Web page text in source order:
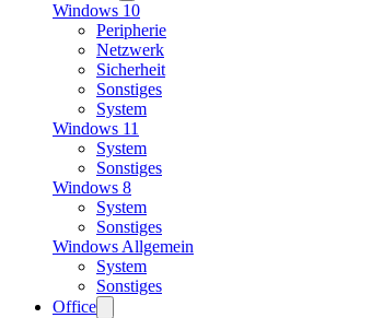
Windows 10
Peripherie
Netzwerk
Sicherheit
Sonstiges
System
Windows 11
System
Sonstiges
Windows 8
System
Sonstiges
Windows Allgemein
System
Sonstiges
Office